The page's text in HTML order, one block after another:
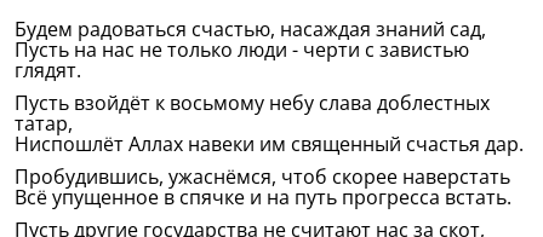
Будем радоваться счастью, насаждая знаний сад,
Пусть на нас не только люди - черти с завистью
глядят.
Пусть взойдёт к восьмому небу слава доблестных
татар,
Ниспошлёт Аллах навеки им священный счастья дар.
Пробудившись, ужаснёмся, чтоб скорее наверстать
Всё упущенное в спячке и на путь прогресса встать.
Пусть другие государства не считают нас за скот,